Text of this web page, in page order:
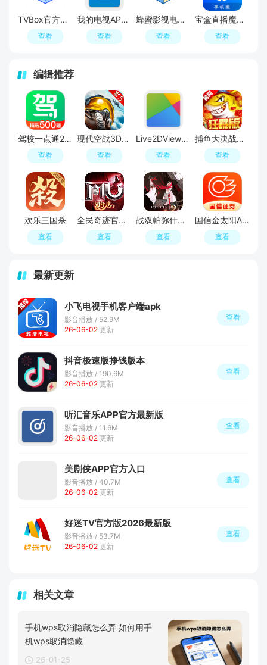
TVBox官方原版客户端
查看
我的电视APP内置直播源安装包
查看
蜂蜜影视电视版tv版
查看
宝盒直播魔改版apk最新版本
查看
编辑推荐
驾校一点通2026官方正版免费版
查看
现代空战3D手游官方正版
查看
Live2DViewerEX最新版
查看
捕鱼大决战中顺游戏官方
查看
欢乐三国杀
查看
全民奇迹官方手游
查看
战双帕弥什手游
查看
国信金太阳APP官方手机版
查看
最新更新
小飞电视手机客户端apk
影音播放 / 52.9M
26-06-02 更新
查看
抖音极速版挣钱版本
影音播放 / 190.6M
26-06-02 更新
查看
听汇音乐APP官方最新版
影音播放 / 11.6M
26-06-02 更新
查看
美剧侠APP官方入口
影音播放 / 40.7M
26-06-02 更新
查看
好迷TV官方版2026最新版
影音播放 / 53.7M
26-06-02 更新
查看
相关文章
手机wps取消隐藏怎么弄 如何用手
机wps取消隐藏
26-01-25